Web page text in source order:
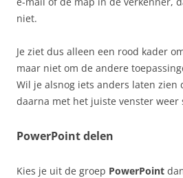
niet.
Je ziet dus alleen een rood kader
maar niet om de andere
Wil je alsnog iets anders laten
daarna met het juiste venster weer
PowerPoint delen
Kies je uit de groep PowerPoint